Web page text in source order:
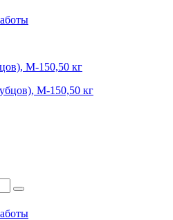
М-150,50 кг